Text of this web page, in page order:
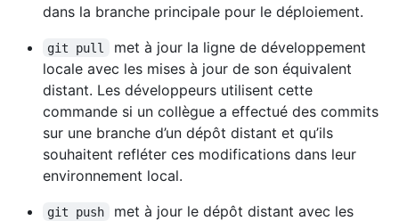
dans la branche principale pour le déploiement.
git pull
met à jour la ligne de développement
locale avec les mises à jour de son équivalent
distant. Les développeurs utilisent cette
commande si un collègue a effectué des commits
sur une branche d’un dépôt distant et qu’ils
souhaitent refléter ces modifications dans leur
environnement local.
git push
met à jour le dépôt distant avec les